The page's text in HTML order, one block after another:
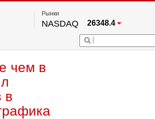
Рынки
NASDAQ 26348.4
FTSE 100 67.17
53885.1
S&P 500
чем в
в